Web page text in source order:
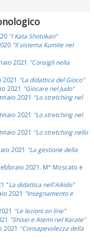
"I Kata Shotokan"
"Il sistema Kumite nel
2021 "Consigli nella
2021 "La didattica del Gioco"
2021 "Giocare nel Judo"
2021 "Lo stretching nel
2021 "Lo stretching nel
2021 "Lo stretching nello
2021 "La gestione della
2021. M° Moscato e
"La didattica nell'Aikido"
2021 "Insegnamento e
"Le lezioni on line"
"Shisei e Atemi nel Karate"
2021 "Consapevolezza della